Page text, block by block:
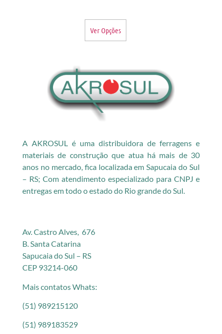
Ver Opções
A AKROSUL é uma distribuidora de ferragens e
materiais de construção que atua há mais de 30
anos no mercado, fica localizada em Sapucaia do Sul
– RS; Com atendimento especializado para CNPJ e
entregas em todo o estado do Rio grande do Sul.
Av. Castro Alves, 676
B. Santa Catarina
Sapucaia do Sul – RS
CEP 93214-060
Mais contatos Whats:
(51) 989215120
(51) 989183529